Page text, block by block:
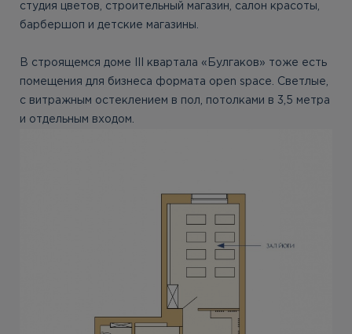
студия цветов, строительный магазин, салон красоты,
барбершоп и детские магазины.
В строящемся доме III квартала «Булгаков» тоже есть
помещения для бизнеса формата open space. Светлые,
с витражным остеклением в пол, потолками в 3,5 метра
и отдельным входом.